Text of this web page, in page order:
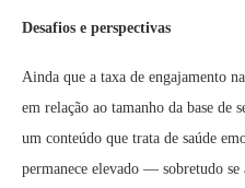
Desafios e perspectivas
Ainda que a taxa de engajamento
em relação ao tamanho da base de
um conteúdo que trata de saúde
permanece elevado — sobretudo